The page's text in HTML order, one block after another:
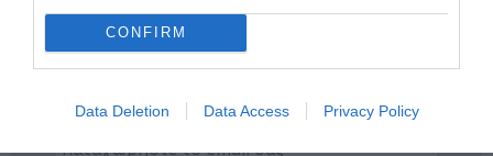
CONFIRM
Data Deletion Data Access Privacy Policy
Newsletter
την Τέχνη και τον Πολιτισμό!